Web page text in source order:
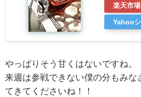
楽天市場
Yahoo
やっぱりそう甘くはないですね。
来週は参戦できない僕の分もみな
てきてくださいね！！